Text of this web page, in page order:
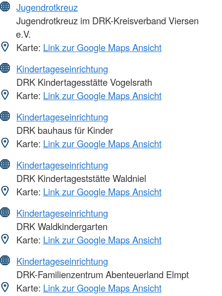
Jugendrotkreuz
Jugendrotkreuz im DRK-Kreisverband Viersen
e.V.
Karte: Link zur Google Maps Ansicht
Kindertageseinrichtung
DRK Kindertagesstätte Vogelsrath
Karte: Link zur Google Maps Ansicht
Kindertageseinrichtung
DRK bauhaus für Kinder
Karte: Link zur Google Maps Ansicht
Kindertageseinrichtung
DRK Kindertageststätte Waldniel
Karte: Link zur Google Maps Ansicht
Kindertageseinrichtung
DRK Waldkindergarten
Karte: Link zur Google Maps Ansicht
Kindertageseinrichtung
DRK-Familienzentrum Abenteuerland Elmpt
Karte: Link zur Google Maps Ansicht